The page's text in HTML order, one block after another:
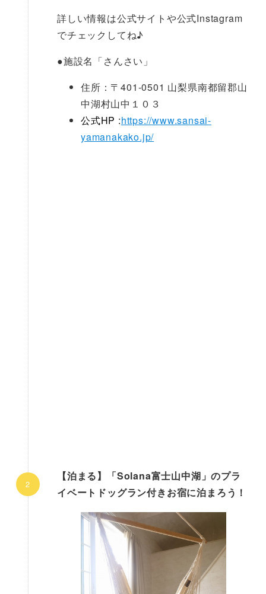
詳しい情報は公式サイトや公式Instagram
でチェックしてね♪
●施設名「さんさい」
住所：〒401-0501 山梨県南都留郡山
中湖村山中１０３
公式HP :https://www.sansai-
yamanakako.jp/
【泊まる】「Solana富士山中湖」のプラ
イベートドッグラン付きお宿に泊まろう！